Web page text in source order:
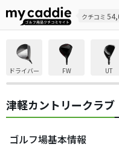
クチコミ
ドライバー FW UT
津軽カントリークラ
ゴルフ場基本情報